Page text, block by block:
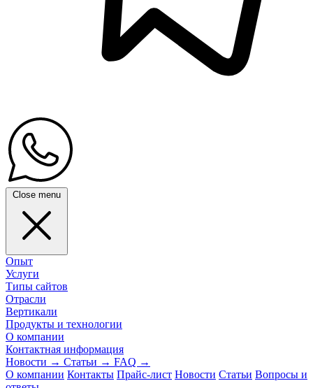
Close menu
Опыт
Услуги
Типы сайтов
Отрасли
Вертикали
Продукты и технологии
О компании
Контактная информация
Новости → Статьи → FAQ →
О компании Контакты Прайс-лист Новости Статьи Вопросы и